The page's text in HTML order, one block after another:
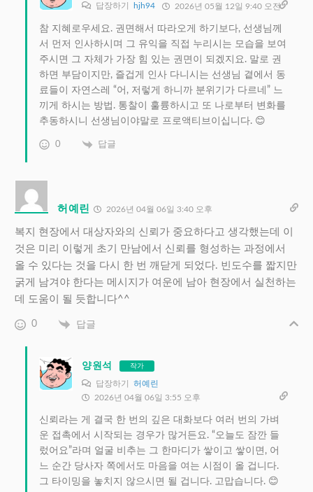
답장하기 hjh94 2026년 05월 12일 9:40 오전
참 지혜로우세요. 권면해서 따라오게 하기보다, 선생님께
서 먼저 인사하시며 그 유익을 직접 누리시는 모습을 보여
주시면 그 자체가 가장 힘 있는 권면이 되겠지요. 말로 권
하면 부담이지만, 즐겁게 인사 다니시는 선생님 곁에서 동
료들이 자연스레 “어, 저렇게 하니까 분위기가 다르네” 느
끼게 하시는 방법. 통찰이 훌륭하시고 또 나로부터 변화를
추동하시니 선생님이야말로 프로액티브이십니다. 😊
0 답글
허예린 2026년 04월 06일 3:40 오후
복지 현장에서 대상자와의 신뢰가 중요하다고 생각했는데 이
것은 미리 이렇게 초기 만남에서 신뢰를 형성하는 과정에서
올 수 있다는 것을 다시 한 번 깨닫게 되었다. 빈도수를 짧지만
굵게 남겨야 한다는 메시지가 여운에 남아 현장에서 실천하는
데 도움이 될 듯합니다^^
0 답글
양원석 작가
답장하기 허예린
2026년 04월 06일 3:55 오후
신뢰라는 게 결국 한 번의 깊은 대화보다 여러 번의 가벼
운 접촉에서 시작되는 경우가 많거든요. “오늘도 잠깐 들
렀어요”라며 얼굴 비추는 그 한마디가 쌓이고 쌓이면, 어
느 순간 당사자 쪽에서도 마음을 여는 시점이 올 겁니다.
그 타이밍을 놓치지 않으시면 될 겁니다. 고맙습니다. 😊